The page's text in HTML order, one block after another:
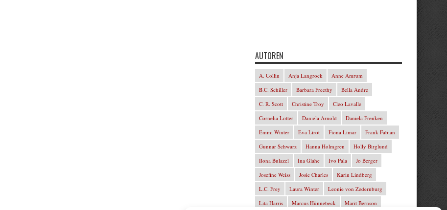
AUTOREN
A. Collin Anja Langrock
Anne Amrum
B.C. Schiller
Barbara Freethy
Bella Andre
C. R. Scott
Christine Troy
Cleo Lavalle
Cornelia Lotter
Daniela Arnold
Daniela Frenken
Emmi Winter
Eva Lirot Fiona Limar
Frank Fabian
Gunnar Schwarz
Hanna Holmgren
Holly Birglund
Ilona Bulazel
Ina Glahe Ivo Pala
Jo Berger
Josefine Weiss
Josie Charles
Karin Lindberg
L.C. Frey
Laura Winter
Leonie von Zedernburg
Lita Harris
Marcus Hünnebeck Marit Bernson